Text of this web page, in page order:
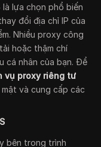
là lựa chọn phổ biến
đổi địa chỉ IP của
Nhiều proxy công
hoặc thậm chí
cá nhân của bạn. Để
vụ proxy riêng tư
và cung cấp các
bên trong trình